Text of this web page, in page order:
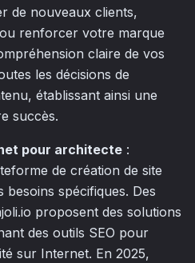
de nouveaux clients,
renforcer votre marque
claire de vos
les décisions de
établissant ainsi une
succès.
pour architecte :
de création de site
spécifiques. Des
proposent des solutions
des outils SEO pour
sur Internet. En 2025,